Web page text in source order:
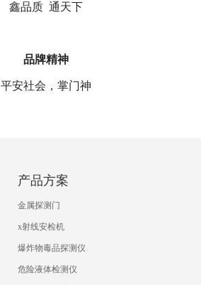
鑫品质 通天下
品牌精神
平安社会，掌门神
产品方案
金属探测门
x射线安检机
爆炸物毒品探测仪
危险液体检测仪